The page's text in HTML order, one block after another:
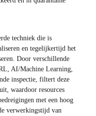
techniek die is
en tegelijkertijd het
Door verschillende
AI/Machine Learning,
inspectie, filtert deze
waardoor resources
met een hoog
verwerkingstijd van